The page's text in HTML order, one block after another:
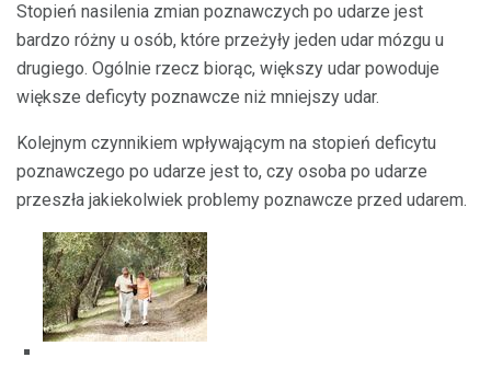
Stopień nasilenia zmian poznawczych po udarze jest
bardzo różny u osób, które przeżyły jeden udar mózgu u
drugiego. Ogólnie rzecz biorąc, większy udar powoduje
większe deficyty poznawcze niż mniejszy udar.
Kolejnym czynnikiem wpływającym na stopień deficytu
poznawczego po udarze jest to, czy osoba po udarze
przeszła jakiekolwiek problemy poznawcze przed udarem.